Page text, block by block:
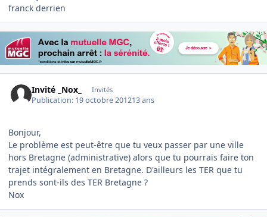
franck derrien
Invité _Nox_ Invités
Publication: 19 octobre 201213 ans
Bonjour,
Le problème est peut-être que tu veux passer par une ville
hors Bretagne (administrative) alors que tu pourrais faire ton
trajet intégralement en Bretagne. D'ailleurs les TER que tu
prends sont-ils des TER Bretagne ?
Nox